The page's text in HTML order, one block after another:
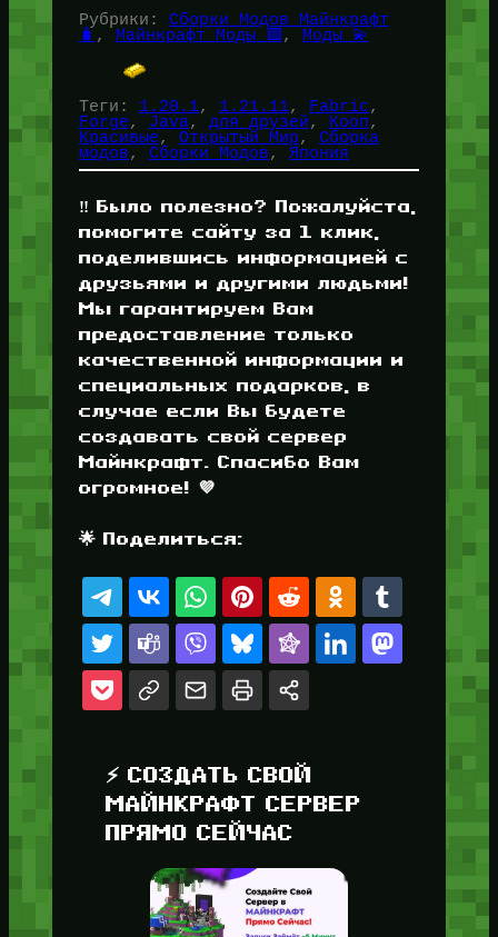
Рубрики: Сборки Модов Майнкрафт
🧳 , Майнкрафт Моды 🟩, Моды 💫
Теги: 1.20.1, 1.21.11, Fabric
Forge, Java, для друзей, Кооп
Красивые, Открытый Мир, Сборка
модов, Сборки Модов, Япония
‼️ Было полезно? Пожалуйста,
помогите сайту за 1 клик,
поделившись информацией с
друзьями и другими людьми!
Мы гарантируем Вам
предоставление только
качественной информации и
специальных подарков, в
случае если Вы будете
создавать свой сервер
Майнкрафт. Спасибо Вам
огромное! 💜
🌟 Поделиться:
⚡ СОЗДАТЬ СВОЙ
МАЙНКРАФТ СЕРВЕР
ПРЯМО СЕЙЧАС